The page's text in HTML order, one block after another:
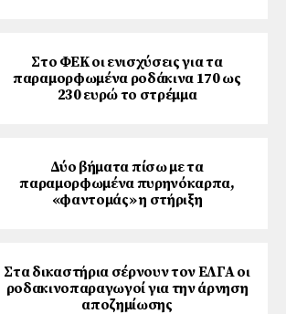
Στο ΦΕΚ οι ενισχύσεις για τα
παραμορφωμένα ροδάκινα 170 ως
230 ευρώ το στρέμμα
Δύο βήματα πίσω με τα
παραμορφωμένα πυρηνόκαρπα,
«φαντομάς» η στήριξη
Στα δικαστήρια σέρνουν τον ΕΛΓΑ οι
ροδακινοπαραγωγοί για την άρνηση
αποζημίωσης